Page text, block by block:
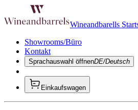
Wineandbarells
Showrooms/Büro
Kontakt
Sprachauswahl öffnenDE/Deutsch
Einkaufswagen